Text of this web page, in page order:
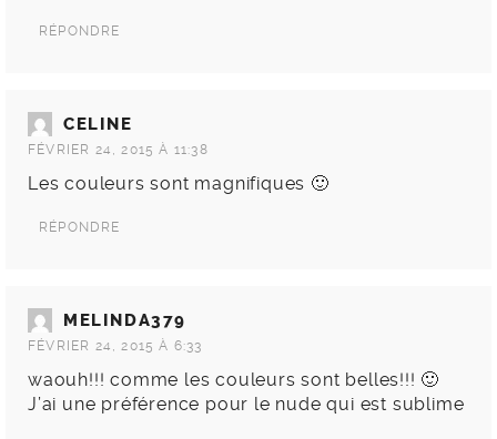
RÉPONDRE
CELINE
FÉVRIER 24, 2015 À 11:38
Les couleurs sont magnifiques 🙂
RÉPONDRE
MELINDA379
FÉVRIER 24, 2015 À 6:33
waouh!!! comme les couleurs sont belles!!! 🙂
J’ai une préférence pour le nude qui est sublime